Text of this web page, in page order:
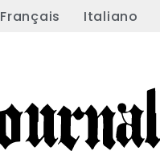
Français Italiano